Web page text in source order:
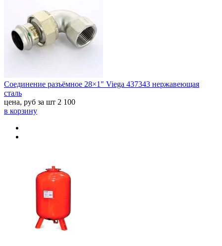
Соединение разъёмное 28×1" Viega 437343 нержавеющая
сталь
цена, руб за шт 2 100
в корзину